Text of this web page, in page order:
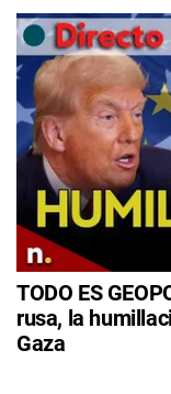
TODO ES
rusa, la
Gaza